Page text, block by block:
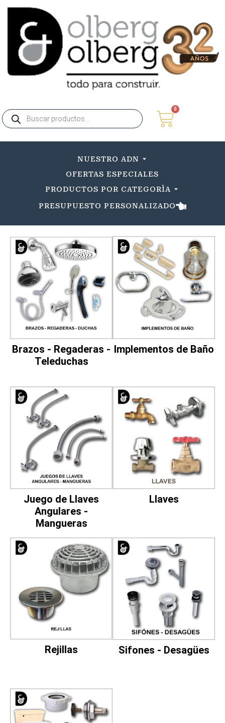
0
NUESTRO ADN
OFERTAS ESPECIALES
PRODUCTOS POR CATEGORÌA
PRESUPUESTO PERSONALIZADO
Brazos - Regaderas -
Teleduchas
Implementos de Baño
Juego de Llaves
Angulares -
Mangueras
Llaves
Rejillas Sifones - Desagües